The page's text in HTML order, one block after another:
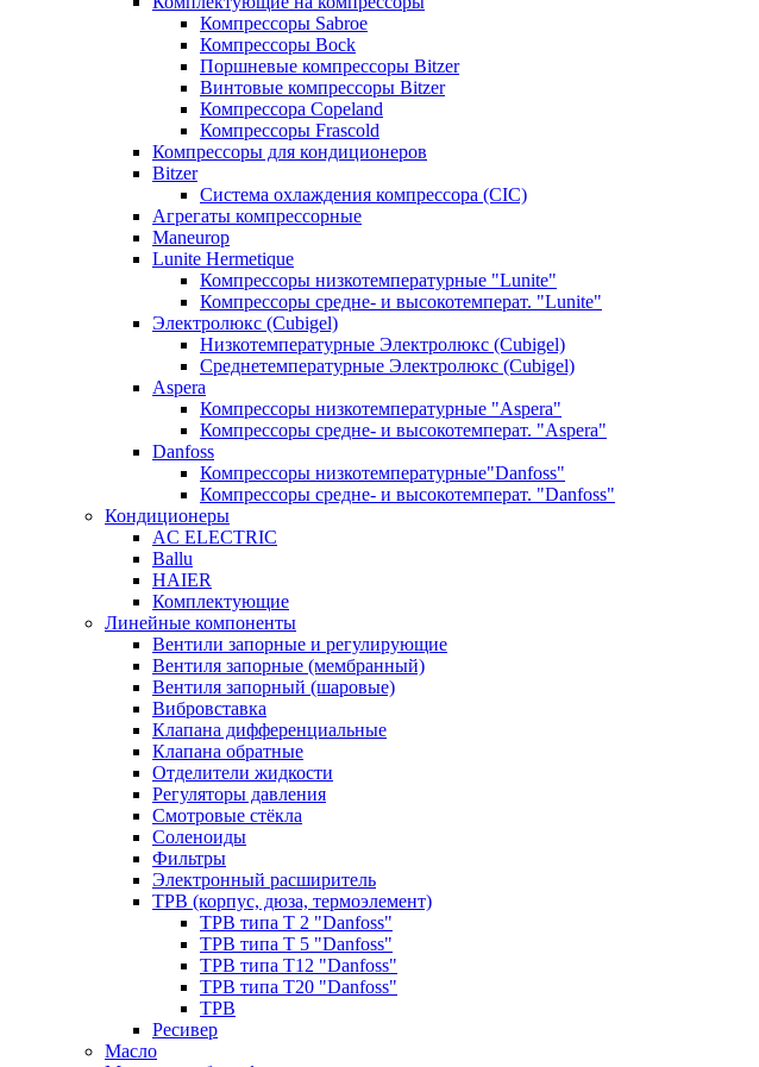
Компрессоры Sabroe
Компрессоры Bock
Поршневые компрессоры Bitzer
Винтовые компрессоры Bitzer
Компрессора Copeland
Компрессоры Frascold
Компрессоры для кондиционеров
Bitzer
Система охлаждения компрессора (CIC)
Агрегаты компрессорные
Maneurop
Lunite Hermetique
Компрессоры низкотемпературные "Lunite"
Компрессоры средне- и высокотемперат. "Lunite"
Электролюкс (Cubigel)
Низкотемпературные Электролюкс (Cubigel)
Среднетемпературные Электролюкс (Cubigel)
Aspera
Компрессоры низкотемпературные "Aspera"
Компрессоры средне- и высокотемперат. "Aspera"
Danfoss
Компрессоры низкотемпературные"Danfoss"
Компрессоры средне- и высокотемперат. "Danfoss"
Кондиционеры
AC ELECTRIC
Ballu
HAIER
Комплектующие
Линейные компоненты
Вентили запорные и регулирующие
Вентиля запорные (мембранный)
Вентиля запорный (шаровые)
Вибровставка
Клапана дифференциальные
Клапана обратные
Отделители жидкости
Регуляторы давления
Смотровые стёкла
Соленоиды
Фильтры
Электронный расширитель
ТРВ (корпус, дюза, термоэлемент)
ТРВ типа Т 2 "Danfoss"
ТРВ типа Т 5 "Danfoss"
ТРВ типа Т12 "Danfoss"
ТРВ типа Т20 "Danfoss"
ТРВ
Ресивер
Масло